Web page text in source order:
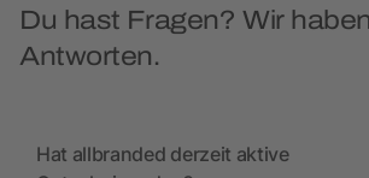
Du hast Fragen? Wir
Antworten.
Hat allbranded derzeit aktive